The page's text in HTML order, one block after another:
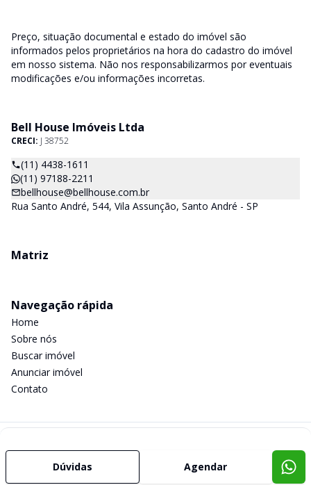
Dúvidas Agendar
Preço, situação documental e estado do imóvel são
informados pelos proprietários na hora do cadastro do imóvel
em nosso sistema. Não nos responsabilizarmos por eventuais
modificações e/ou informações incorretas.
Bell House Imóveis Ltda
CRECI: J 38752
(11) 4438-1611
(11) 97188-2211
bellhouse@bellhouse.com.br
Rua Santo André, 544, Vila Assunção, Santo André - SP
Matriz
Navegação rápida
Home
Sobre nós
Buscar imóvel
Anunciar imóvel
Contato
Selo de Tecnologia Loft